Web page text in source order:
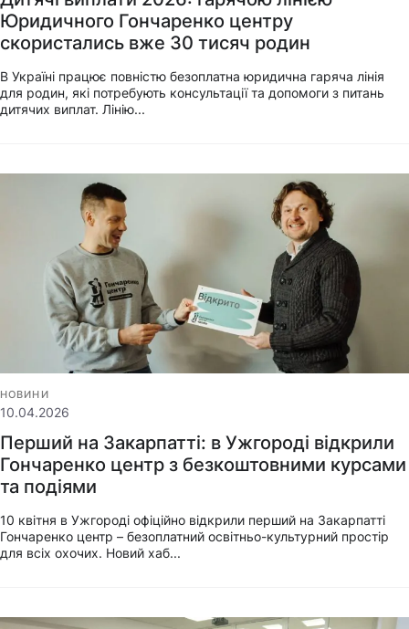
Юридичного Гончаренко центру
скористались вже 30 тисяч родин
В Україні працює повністю безоплатна юридична гаряча лінія
для родин, які потребують консультації та допомоги з питань
дитячих виплат. Лінію...
НОВИНИ
10.04.2026
Перший на Закарпатті: в Ужгороді відкрили
Гончаренко центр з безкоштовними курсами
та подіями
10 квітня в Ужгороді офіційно відкрили перший на Закарпатті
Гончаренко центр – безоплатний освітньо-культурний простір
для всіх охочих. Новий хаб...